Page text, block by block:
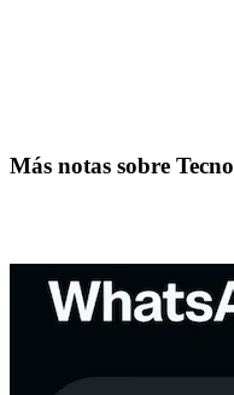
Más notas sobre Tecno